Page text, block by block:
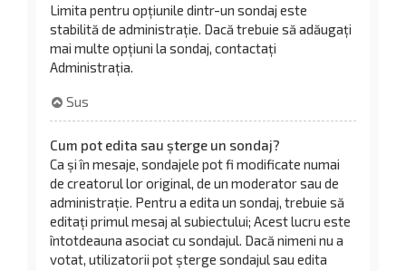
Limita pentru opțiunile dintr-un sondaj este
stabilită de administrație. Dacă trebuie să adăugați
mai multe opțiuni la sondaj, contactați
Administrația.
Sus
Cum pot edita sau șterge un sondaj?
Ca și în mesaje, sondajele pot fi modificate numai
de creatorul lor original, de un moderator sau de
administrație. Pentru a edita un sondaj, trebuie să
editați primul mesaj al subiectului; Acest lucru este
întotdeauna asociat cu sondajul. Dacă nimeni nu a
votat, utilizatorii pot șterge sondajul sau edita